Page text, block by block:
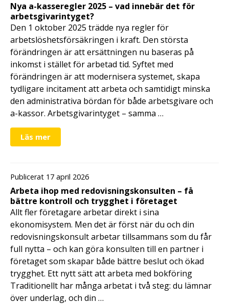
Nya a-kasseregler 2025 – vad innebär det för
arbetsgivarintyget?
Den 1 oktober 2025 trädde nya regler för
arbetslöshetsförsäkringen i kraft. Den största
förändringen är att ersättningen nu baseras på
inkomst i stället för arbetad tid. Syftet med
förändringen är att modernisera systemet, skapa
tydligare incitament att arbeta och samtidigt minska
den administrativa bördan för både arbetsgivare och
a-kassor. Arbetsgivarintyget – samma …
Läs mer
Publicerat 17 april 2026
Arbeta ihop med redovisningskonsulten – få
bättre kontroll och trygghet i företaget
Allt fler företagare arbetar direkt i sina
ekonomisystem. Men det är först när du och din
redovisningskonsult arbetar tillsammans som du får
full nytta – och kan göra konsulten till en partner i
företaget som skapar både bättre beslut och ökad
trygghet. Ett nytt sätt att arbeta med bokföring
Traditionellt har många arbetat i två steg: du lämnar
över underlag, och din …